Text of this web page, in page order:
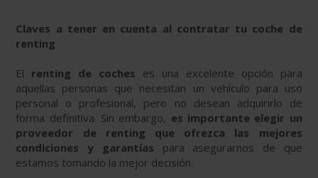
Claves a tener en cuenta al contratar tu coche de
renting
El renting de coches es una excelente opción para
aquellas personas que necesitan un vehículo para uso
personal o profesional, pero no desean adquirirlo de
forma definitiva. Sin embargo, es importante elegir un
proveedor de renting que ofrezca las mejores
condiciones y garantías para asegurarnos de que
estamos tomando la mejor decisión.